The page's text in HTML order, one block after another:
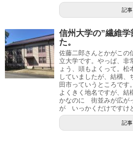
記
信州大学の”繊維
た。
佐藤二郎さんとかがこの
立大学です。やっぱ、非
ょう、頭もよくって。松
していましたが、結構、
田市っていうところです
よくきく地名ですが、結
かなのに 街並みが広が
が いっかくだけですけ
記